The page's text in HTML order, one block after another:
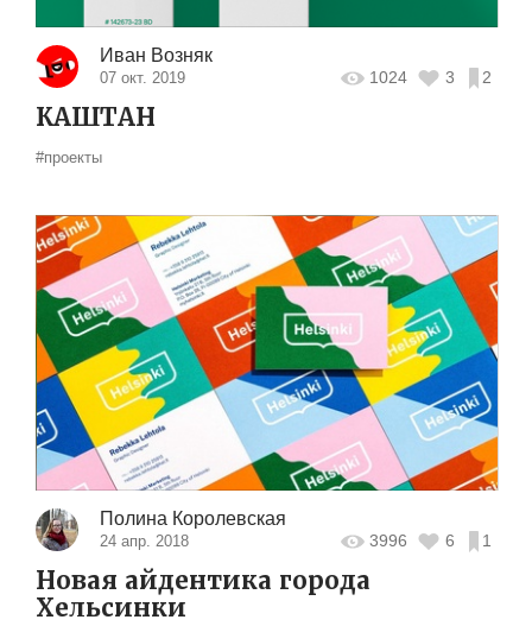
Иван Возняк
07 окт. 2019 1024 3 2
КАШТАН
#проекты
Полина Королевская
24 апр. 2018 3996 6 1
Новая айдентика города
Хельсинки